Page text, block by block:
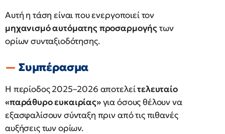
Αυτή η τάση είναι που ενεργοποιεί τον
μηχανισμό αυτόματης προσαρμογήςτων
ορίων συνταξιοδότησης.
Συμπέρασμα
Η περίοδος 2025–2026 αποτελείτελευταίο
«παράθυρο ευκαιρίας»για όσους θέλουν να
εξασφαλίσουν σύνταξη πριν από τις πιθανές
αυξήσεις των ορίων.